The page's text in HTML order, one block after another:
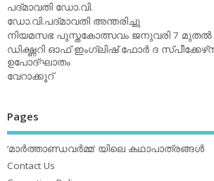
പദ്മാവതി ഡോ.വി.
ഡോ.വി.പദ്മാവതി അന്തരിച്ചു
നിയമസഭ പുസ്തകോത്സവം ജനുവരി 7 മുതല്‍
ഡിക്ഷ്ണറി ഓഫ് ഇംഗ്ലിഷ് ഫോര്‍ ദ
ഉപോദ്ഘാതം
വേറാക്കൂറ്
Pages
‘മാര്‍ത്താണ്ഡവര്‍മ്മ’ യിലെ കഥാപാത്രങ്ങള്‍
Contact Us